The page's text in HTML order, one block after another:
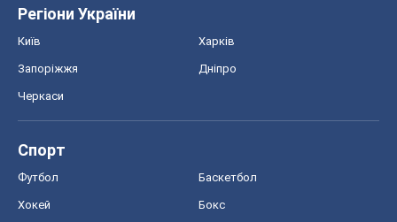
Регіони України
Київ Харків
Запоріжжя Дніпро
Черкаси
Спорт
Футбол Баскетбол
Хокей Бокс